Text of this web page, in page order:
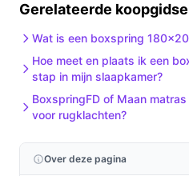
Gerelateerde
Wat is een boxspring
Hoe meet en plaats ik een
stap in mijn slaapkamer?
BoxspringFD of Maan
voor rugklachten?
Over deze pagina